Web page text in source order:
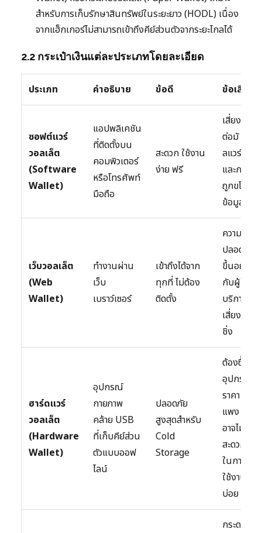
สำหรับการเก็บรักษาสินทรัพย์ในระยะยาว (HODL) เนื่อง
จากแฮ็กเกอร์ไม่สามารถเข้าถึงคีย์ส่วนตัวจากระยะไกลได้
2.2 กระเป๋าเงินแต่ละประเภทโดยละเอียด
ประเภท คำอธิบาย ข้อดี ข้อเสีย
ซอฟต์แวร์
วอลเล็ต
(Software
Wallet)
แอปพลิเคชัน
ที่ติดตั้งบน
คอมพิวเตอร์
หรือโทรศัพท์
มือถือ
สะดวก ใช้งาน
ง่าย ฟรี
เสี่ยง
ต่อมั
ลแวร์
และการ
ถูกขโมย
ข้อมูล
เว็บวอลเล็ต
(Web
Wallet)
ทำงานผ่าน
เว็บ
เบราว์เซอร์
เข้าถึงได้จาก
ทุกที่ ไม่ต้อง
ติดตั้ง
ความ
ปลอดภัย
ขึ้นอยู่
กับผู้ให้
บริการ
เสี่ยงฟิช
ชิ่ง
ฮาร์ดแวร์
วอลเล็ต
(Hardware
Wallet)
อุปกรณ์
กายภาพ
คล้าย USB
ที่เก็บคีย์ส่วน
ตัวแบบออฟ
ไลน์
ปลอดภัย
สูงสุดสำหรับ
Cold
Storage
ต้องซื้อ
อุปกรณ์
ราคา
แพง
อาจไม่
สะดวก
ในการ
ใช้งาน
บ่อย
กระดาษ